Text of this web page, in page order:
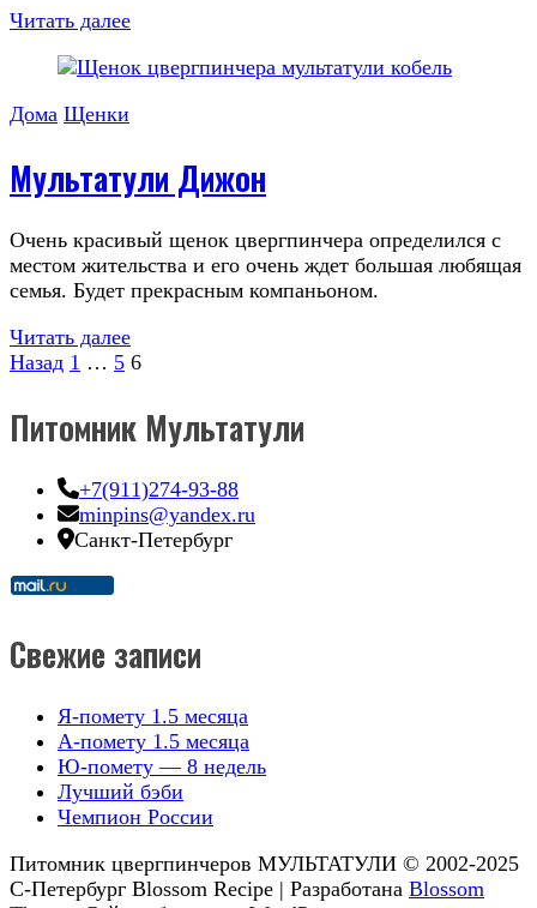
Читать далее
Дома Щенки
Мультатули Дижон
Очень красивый щенок цвергпинчера определился с
местом жительства и его очень ждет большая любящая
семья. Будет прекрасным компаньоном.
Читать далее
Пагинация
записей
Назад Страница
1 … Страница
5 Страница
6
Питомник Мультатули
+7(911)274-93-88
minpins@yandex.ru
Санкт-Петербург
Свежие записи
Я-помету 1.5 месяца
А-помету 1.5 месяца
Ю-помету — 8 недель
Лучший бэби
Чемпион России
Питомник цвергпинчеров МУЛЬТАТУЛИ © 2002-2025
С-Петербург Blossom Recipe | Разработана Blossom